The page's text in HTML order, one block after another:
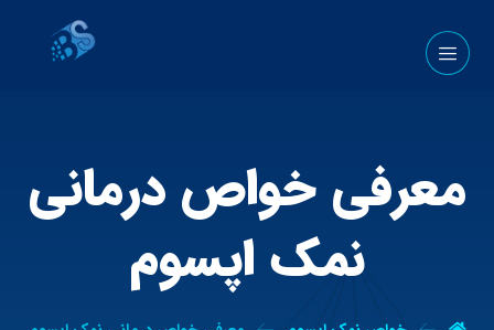
معرفی خواص درمانی
نمک اپسوم